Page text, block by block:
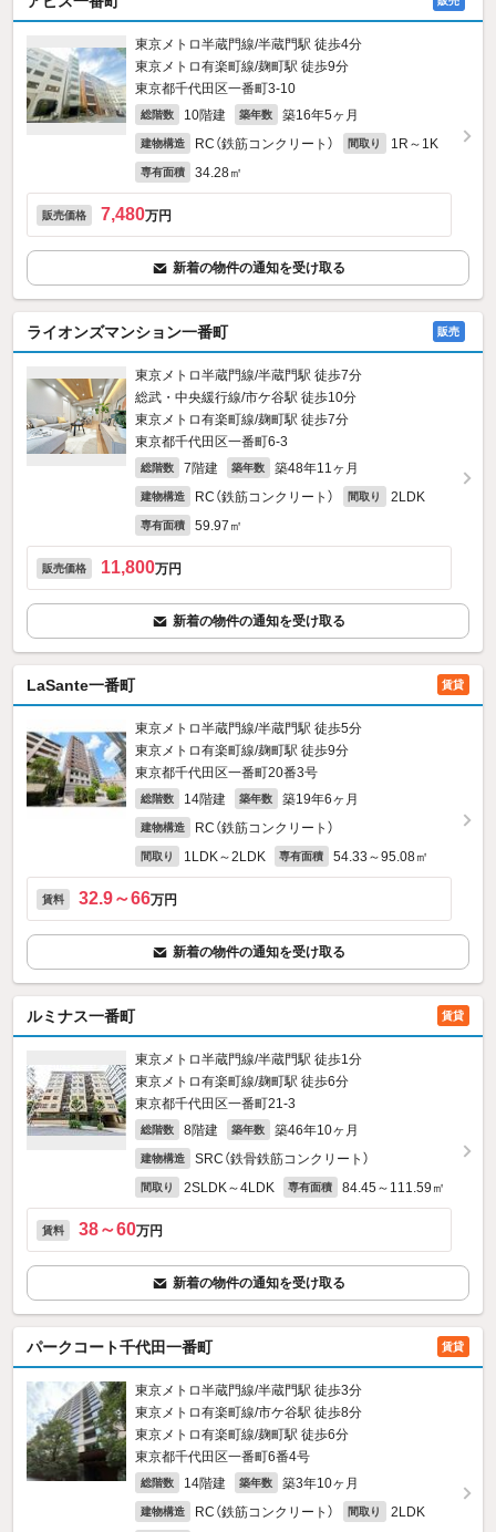
東京メトロ半蔵門線/半蔵門駅 徒歩4分
東京メトロ有楽町線/麹町駅 徒歩9分
東京都千代田区一番町3‐10
総階数 10階建 築年数 築16年5ヶ月
建物構造 RC（鉄筋コンクリート） 間取り 1R～1K
専有面積 34.28㎡
販売価格 7,480万円
新着の物件の通知を受け取る
ライオンズマンション一番町 販売
東京メトロ半蔵門線/半蔵門駅 徒歩7分
総武・中央緩行線/市ケ谷駅 徒歩10分
東京メトロ有楽町線/麹町駅 徒歩7分
東京都千代田区一番町6‐3
総階数 7階建 築年数 築48年11ヶ月
建物構造 RC（鉄筋コンクリート） 間取り 2LDK
専有面積 59.97㎡
販売価格 11,800万円
新着の物件の通知を受け取る
LaSante一番町 賃貸
東京メトロ半蔵門線/半蔵門駅 徒歩5分
東京メトロ有楽町線/麹町駅 徒歩9分
東京都千代田区一番町20番3号
総階数 14階建 築年数 築19年6ヶ月
建物構造 RC（鉄筋コンクリート）
間取り 1LDK～2LDK 専有面積 54.33～95.08㎡
賃料 32.9～66万円
新着の物件の通知を受け取る
ルミナス一番町 賃貸
東京メトロ半蔵門線/半蔵門駅 徒歩1分
東京メトロ有楽町線/麹町駅 徒歩6分
東京都千代田区一番町21‐3
総階数 8階建 築年数 築46年10ヶ月
建物構造 SRC（鉄骨鉄筋コンクリート）
間取り 2SLDK～4LDK 専有面積 84.45～111.59㎡
賃料 38～60万円
新着の物件の通知を受け取る
パークコート千代田一番町 賃貸
東京メトロ半蔵門線/半蔵門駅 徒歩3分
東京メトロ有楽町線/市ケ谷駅 徒歩8分
東京メトロ有楽町線/麹町駅 徒歩6分
東京都千代田区一番町6番4号
総階数 14階建 築年数 築3年10ヶ月
建物構造 RC（鉄筋コンクリート） 間取り 2LDK